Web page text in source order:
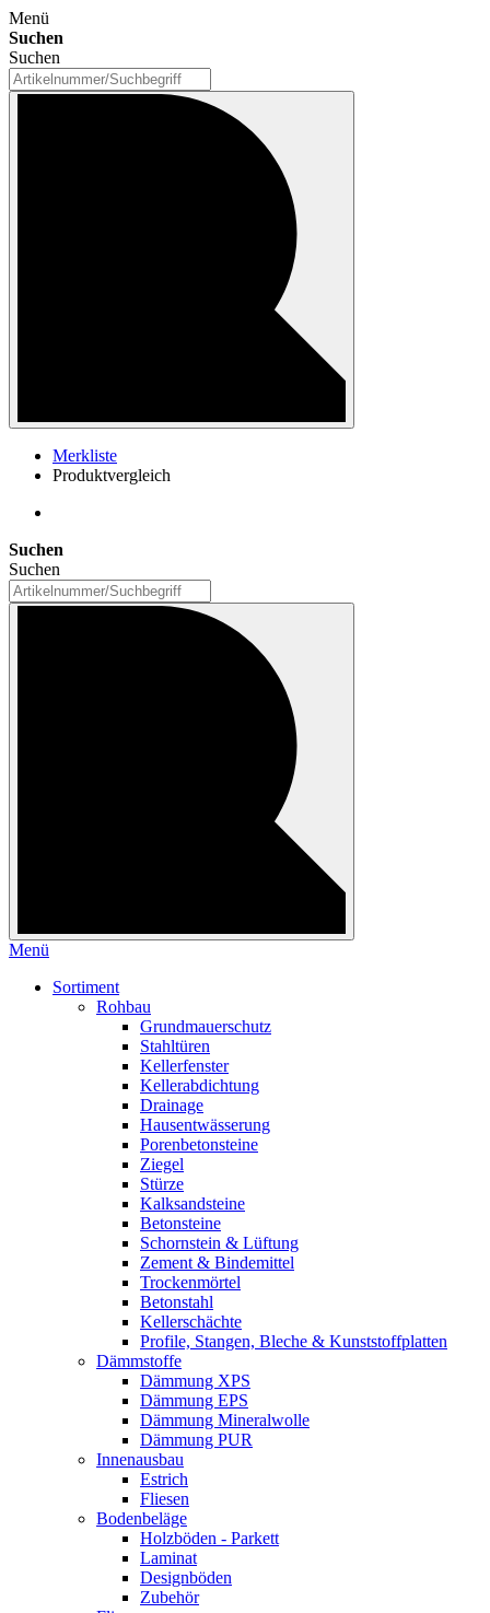
Menü
Suchen
Suchen
Merkliste
Produktvergleich
Suchen
Suchen
Menü
Sortiment
Rohbau
Grundmauerschutz
Stahltüren
Kellerfenster
Kellerabdichtung
Drainage
Hausentwässerung
Porenbetonsteine
Ziegel
Stürze
Kalksandsteine
Betonsteine
Schornstein & Lüftung
Zement & Bindemittel
Trockenmörtel
Betonstahl
Kellerschächte
Profile, Stangen, Bleche & Kunststoffplatten
Dämmstoffe
Dämmung XPS
Dämmung EPS
Dämmung Mineralwolle
Dämmung PUR
Innenausbau
Estrich
Fliesen
Bodenbeläge
Holzböden - Parkett
Laminat
Designböden
Zubehör